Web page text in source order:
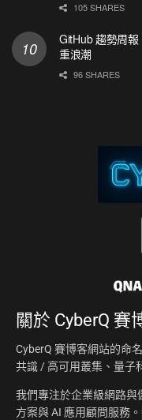
105 SHARES
GitHub 趨勢周
重浪潮
96 SHARES
關於 CyberQ 賽
CyberQ 賽博客網站的命
共識 / 高可用叢集、量子
我們專注於企業級網路與
方案與 AI 應用顧問服務